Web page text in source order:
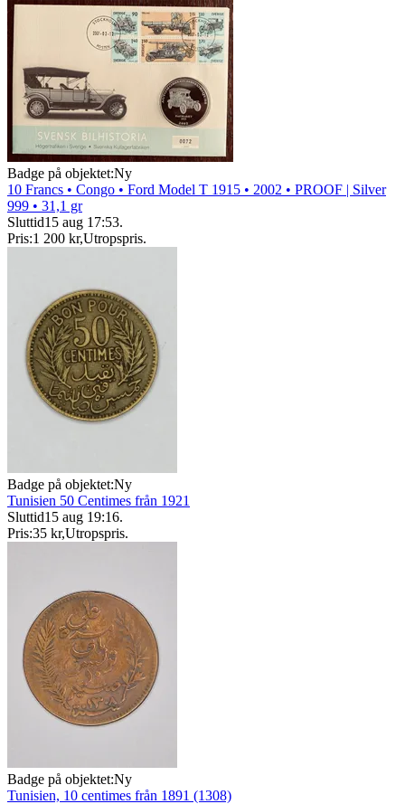
Badge på objektet:Ny
10 Francs • Congo • Ford Model T 1915 • 2002 • PROOF | Silver
999 • 31,1 gr
Sluttid15 aug 17:53.
Pris:1 200 kr,Utropspris.
Badge på objektet:Ny
Tunisien 50 Centimes från 1921
Sluttid15 aug 19:16.
Pris:35 kr,Utropspris.
Badge på objektet:Ny
Tunisien, 10 centimes från 1891 (1308)